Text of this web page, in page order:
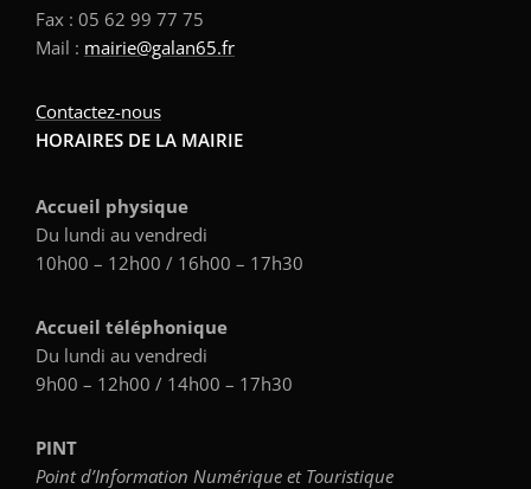
Fax : 05 62 99 77 75
Mail : mairie@galan65.fr
Contactez-nous
HORAIRES DE LA MAIRIE
Accueil physique
Du lundi au vendredi
10h00 – 12h00 / 16h00 – 17h30
Accueil téléphonique
Du lundi au vendredi
9h00 – 12h00 / 14h00 – 17h30
PINT
Point d’Information Numérique et Touristique